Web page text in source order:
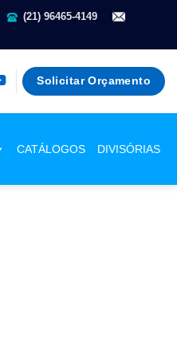
(21) 96465-4149
Solicitar Orçamento
CATÁLOGOS DIVISÓRIAS